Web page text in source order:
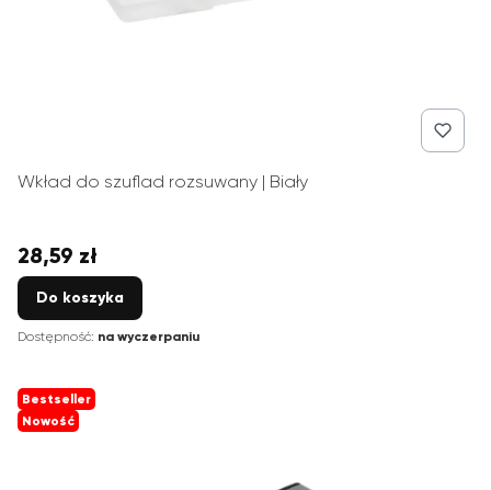
Wkład do szuflad rozsuwany | Biały
Cena
28,59 zł
Do koszyka
Dostępność: na wyczerpaniu
Bestseller
Nowość